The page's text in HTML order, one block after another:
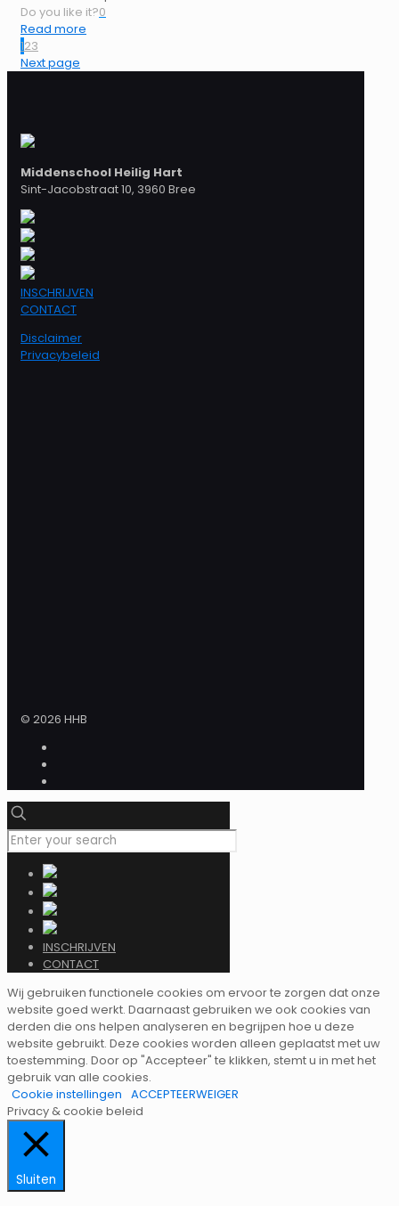
Do you like it?0
Read more
123
Next page
Middenschool Heilig Hart
Sint-Jacobstraat 10, 3960 Bree
INSCHRIJVEN
CONTACT
Disclaimer
Privacybeleid
© 2026 HHB
INSCHRIJVEN
CONTACT
Wij gebruiken functionele cookies om ervoor te zorgen dat onze
website goed werkt. Daarnaast gebruiken we ook cookies van
derden die ons helpen analyseren en begrijpen hoe u deze
website gebruikt. Deze cookies worden alleen geplaatst met uw
toestemming. Door op "Accepteer" te klikken, stemt u in met het
gebruik van alle cookies.
Cookie instellingen ACCEPTEERWEIGER
Privacy & cookie beleid
Sluiten